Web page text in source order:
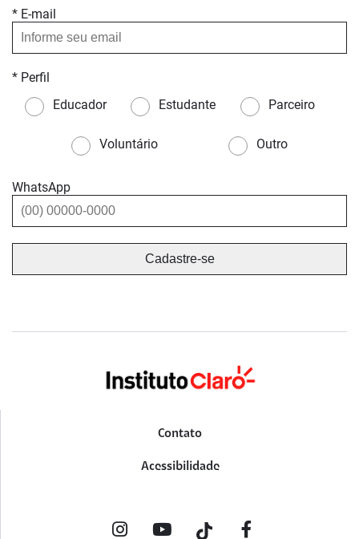
* E-mail
* Perfil
Educador
Estudante Parceiro
Voluntário Outro
WhatsApp
Contato
Acessibilidade